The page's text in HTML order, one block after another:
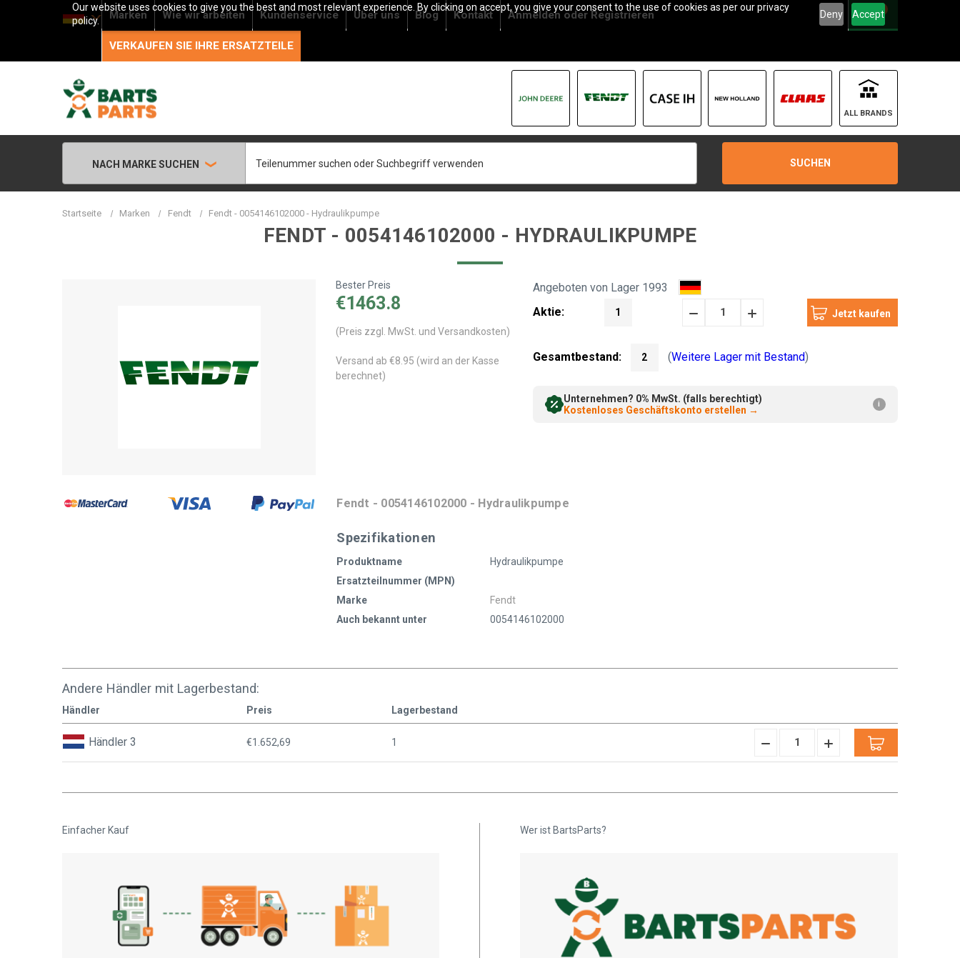
Our website uses cookies to give you the best and most relevant experience. By clicking on accept, you give your consent to the use of cookies as per our privacy
policy.
Deny Accept
Marken Wie wir arbeiten Kundenservice Über uns Blog Kontakt AnmeldenoderRegistrieren
VERKAUFEN SIE IHRE ERSATZTEILE
0
ALL BRANDS
NACH MARKE SUCHEN
SUCHEN
Startseite Marken Fendt Fendt - 0054146102000 - Hydraulikpumpe
FENDT - 0054146102000 - HYDRAULIKPUMPE
Bester Preis
€1463.8
(Preis zzgl. MwSt. und Versandkosten)
Versand ab €8.95 (wird an der Kasse
berechnet)
Angeboten von Lager 1993
Aktie:
1 Menge Menge
Gesamtbestand: 2 (Weitere Lager mit Bestand)
Unternehmen? 0% MwSt. (falls berechtigt)
Kostenloses Geschäftskonto erstellen → i
Fendt - 0054146102000 - Hydraulikpumpe
Spezifikationen
Produktname
Hydraulikpumpe
Ersatzteilnummer (MPN)
Marke
Fendt
Auch bekannt unter
0054146102000
Andere Händler mit Lagerbestand:
Händler Preis Lagerbestand
Händler 3 €1.652,69 1 Menge Menge
Einfacher Kauf Wer ist BartsParts?